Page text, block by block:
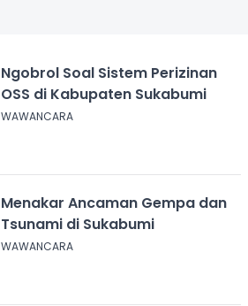
Ngobrol Soal Sistem Perizinan
OSS di Kabupaten Sukabumi
WAWANCARA
Menakar Ancaman Gempa dan
Tsunami di Sukabumi
WAWANCARA